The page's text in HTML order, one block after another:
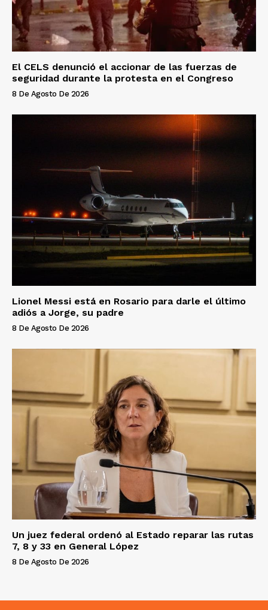
El CELS denunció el accionar de las fuerzas de
seguridad durante la protesta en el Congreso
8 De Agosto De 2026
Lionel Messi está en Rosario para darle el último
adiós a Jorge, su padre
8 De Agosto De 2026
Un juez federal ordenó al Estado reparar las rutas
7, 8 y 33 en General López
8 De Agosto De 2026